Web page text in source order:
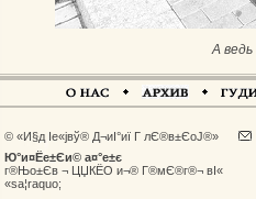
А ведь
© «И§д Іе«јвў® Д¬иІ°иї Г лЄ®в±ЄоЈ®»
Ю°и¤Ёе±Єи© а¤°е±є
г®Њо±Єв ¬ ЦЏКЁО и¬® Г®мЄ®г®¬ вІ«
«sа­¦raquo;